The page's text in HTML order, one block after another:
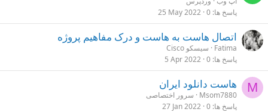
پاسخ ها 0
25 May 2022
اتصال هاست به هاست و درک مفاهیم پروژه
Fatima
سیسکو Cisco
پاسخ ها 0
5 Apr 2022
M هاست دانلود ایران
Msom7880
سرور اختصاصی
پاسخ ها 0
27 Jan 2022